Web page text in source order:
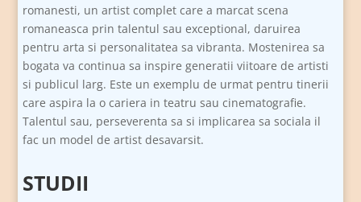
romanesti, un artist complet care a marcat scena
romaneasca prin talentul sau exceptional, daruirea
pentru arta si personalitatea sa vibranta. Mostenirea sa
bogata va continua sa inspire generatii viitoare de artisti
si publicul larg. Este un exemplu de urmat pentru tinerii
care aspira la o cariera in teatru sau cinematografie.
Talentul sau, perseverenta sa si implicarea sa sociala il
fac un model de artist desavarsit.
STUDII